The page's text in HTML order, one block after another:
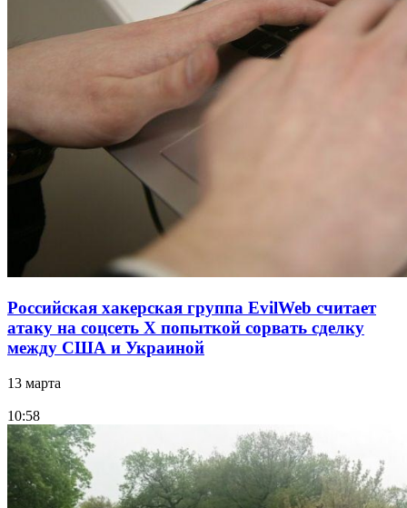
Российская хакерская группа EvilWeb считает
атаку на соцсеть Х попыткой сорвать сделку
между США и Украиной
13 марта
10:58